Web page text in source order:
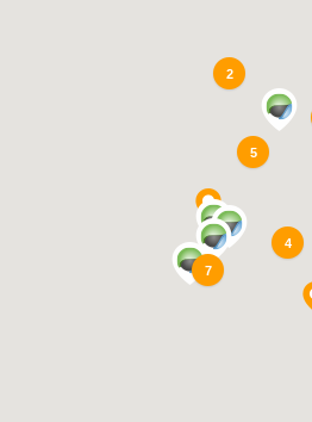
7
5
4
2